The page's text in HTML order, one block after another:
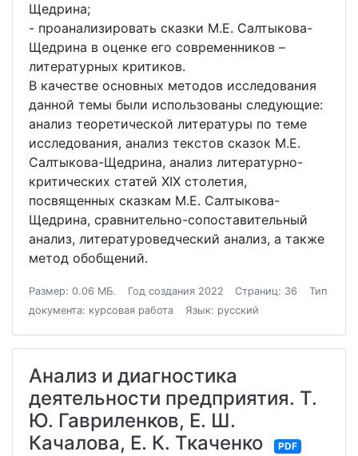
Щедрина;
- проанализировать сказки М.Е. Салтыкова-
Щедрина в оценке его современников –
литературных критиков.
В качестве основных методов исследования
данной темы были использованы следующие:
анализ теоретической литературы по теме
исследования, анализ текстов сказок М.Е.
Салтыкова-Щедрина, анализ литературно-
критических статей XIX столетия,
посвященных сказкам М.Е. Салтыкова-
Щедрина, сравнительно-сопоставительный
анализ, литературоведческий анализ, а также
метод обобщений.
Размер: 0.06 МБ. Год создания 2022 Страниц: 36
Тип
документа: курсовая работа
Язык: русский
Анализ и диагностика
деятельности предприятия. Т.
Ю. Гавриленков, Е. Ш.
Качалова, Е. К. Ткаченко
PDF